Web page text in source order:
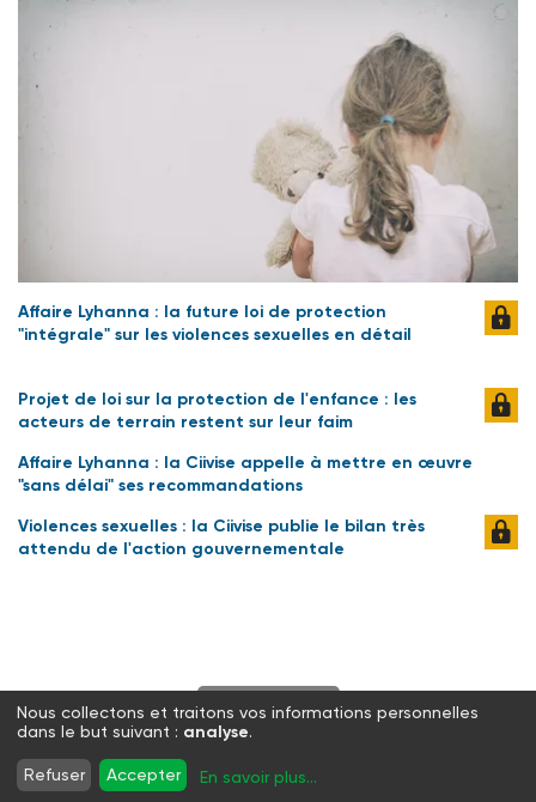
Affaire Lyhanna : la future loi de protection
"intégrale" sur les violences sexuelles en détail
Projet de loi sur la protection de l'enfance : les
acteurs de terrain restent sur leur faim
Affaire Lyhanna : la Ciivise appelle à mettre en œuvre
"sans délai" ses recommandations
Violences sexuelles : la Ciivise publie le bilan très
attendu de l'action gouvernementale
S'abonner
Twitter Facebook
WhatsApp
Nous collectons et traitons vos informations personnelles
dans le but suivant : analyse.
Refuser Accepter En savoir plus...